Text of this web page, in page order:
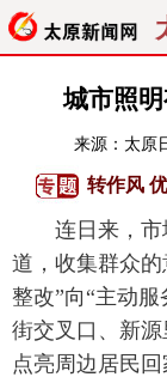
首页
经济
旅游
看天下
城市照
来源： 太原
转作风
连日来，市
道，收集群众
整改”向“主动
街交叉口、新源
点亮周边居民回